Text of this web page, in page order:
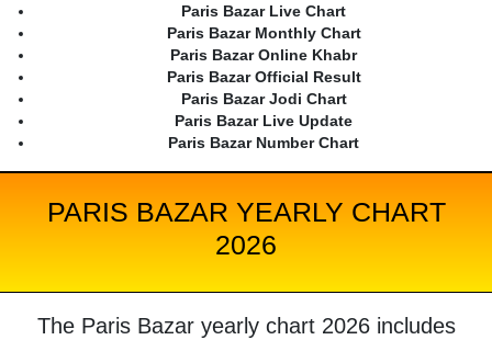
Paris Bazar Live Chart
Paris Bazar Monthly Chart
Paris Bazar Online Khabr
Paris Bazar Official Result
Paris Bazar Jodi Chart
Paris Bazar Live Update
Paris Bazar Number Chart
PARIS BAZAR YEARLY CHART
2026
The Paris Bazar yearly chart 2026 includes